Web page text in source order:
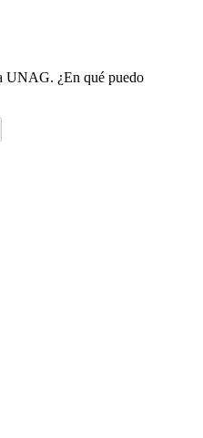
UNAG. ¿En qué puedo